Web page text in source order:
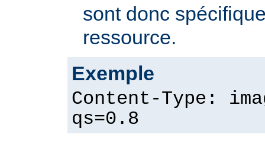
sont donc
ressource.
Exemple
Content-Type:
qs=0.8